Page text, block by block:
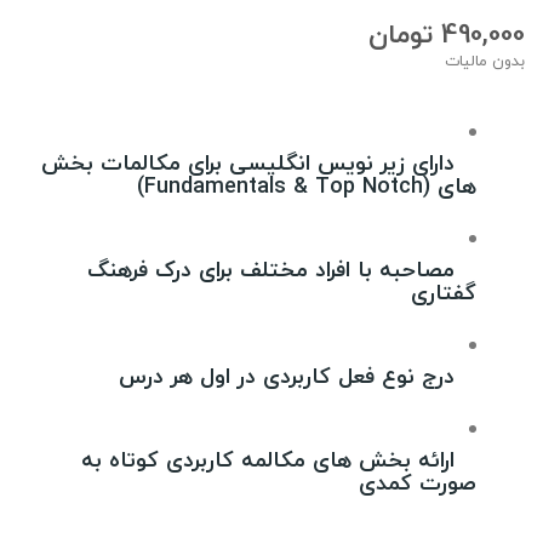
490,000 تومان
بدون مالیات
دارای زیر نویس انگلیسی برای مکالمات بخش
های (Fundamentals & Top Notch)
مصاحبه با افراد مختلف برای درک فرهنگ
گفتاری
درج نوع فعل کاربردی در اول هر درس
ارائه بخش های مکالمه کاربردی کوتاه به
صورت کمدی